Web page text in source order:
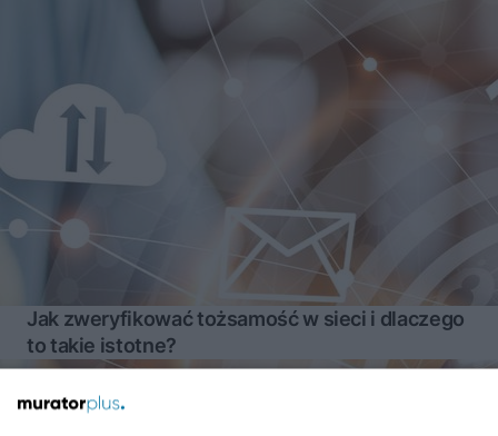
Jak zweryfikować tożsamość w sieci i dlaczego
to takie istotne?